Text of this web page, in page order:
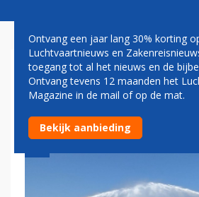
DELTA VOOR HET
ATLANTA NAAR
Ontvang een jaar lang 30% korting
Luchtvaartnieuws en
toegang tot al het nieuws en de
Ontvang tevens 12 maanden het
Magazine in de mail of op de mat.
Bekijk aanbieding